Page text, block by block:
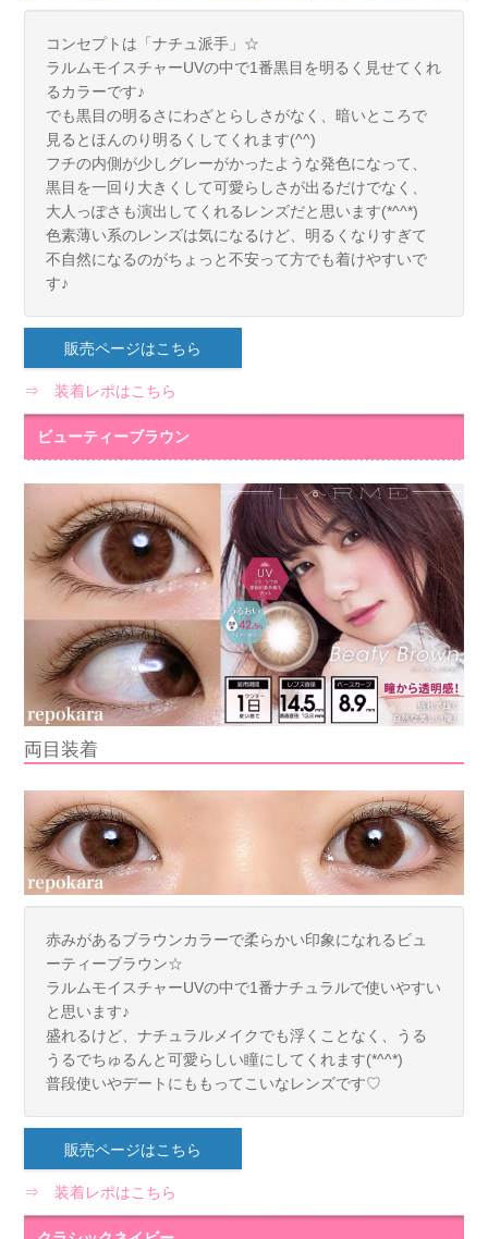
コンセプトは「ナチュ派手」☆
ラルムモイスチャーUVの中で1番黒目を明るく見せてくれ
るカラーです♪
でも黒目の明るさにわざとらしさがなく、暗いところで
見るとほんのり明るくしてくれます(^^)
フチの内側が少しグレーがかったような発色になって、
黒目を一回り大きくして可愛らしさが出るだけでなく、
大人っぽさも演出してくれるレンズだと思います(*^^*)
色素薄い系のレンズは気になるけど、明るくなりすぎて
不自然になるのがちょっと不安って方でも着けやすいで
す♪
販売ページはこちら
⇒ 装着レポはこちら
ビューティーブラウン
両目装着
赤みがあるブラウンカラーで柔らかい印象になれるビュ
ーティーブラウン☆
ラルムモイスチャーUVの中で1番ナチュラルで使いやすい
と思います♪
盛れるけど、ナチュラルメイクでも浮くことなく、うる
うるでちゅるんと可愛らしい瞳にしてくれます(*^^*)
普段使いやデートにももってこいなレンズです♡
販売ページはこちら
⇒ 装着レポはこちら